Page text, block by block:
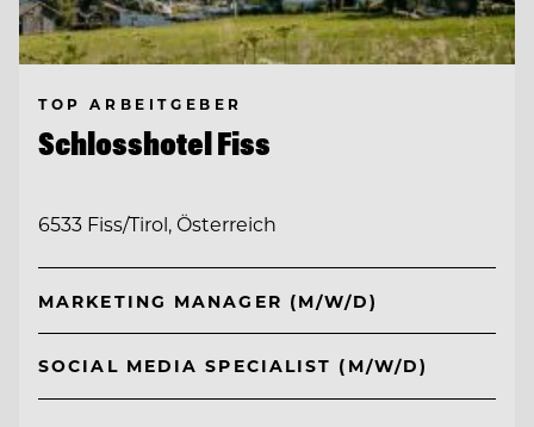
TOP ARBEITGEBER
Schlosshotel Fiss
6533 Fiss/Tirol, Österreich
MARKETING MANAGER (M/W/D)
SOCIAL MEDIA SPECIALIST (M/W/D)